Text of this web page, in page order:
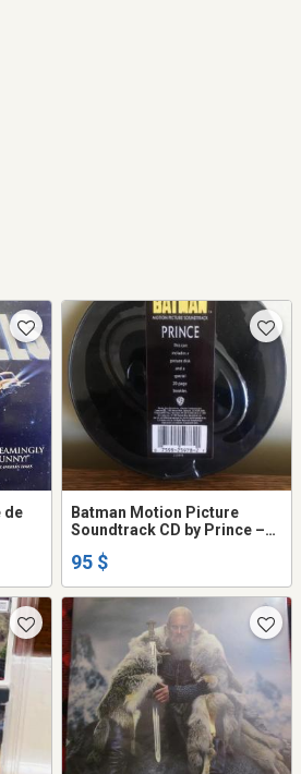
de
Batman Motion Picture
Soundtrack CD by Prince –
Sealed Black Jewel Case
95 $